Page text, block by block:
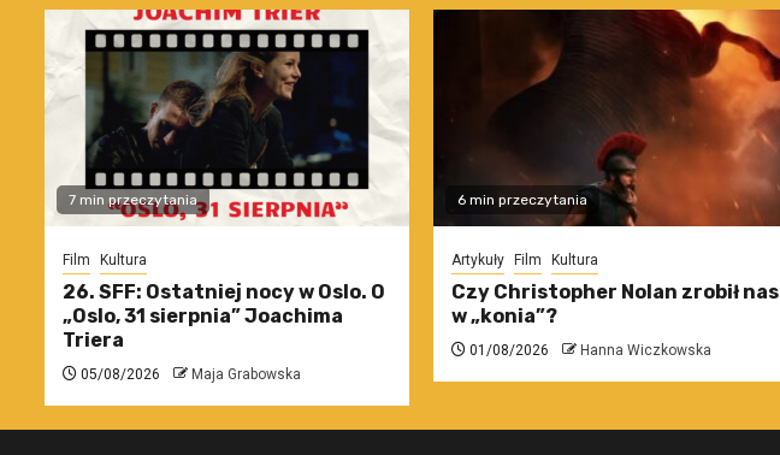
7 min przeczytania
Film Kultura
26. SFF: Ostatniej nocy w Oslo. O
„Oslo, 31 sierpnia” Joachima
Triera
05/08/2026 Maja Grabowska
6 min przeczytania
Artykuły Film Kultura
Czy Christopher Nolan zrobił nas
w „konia”?
01/08/2026 Hanna Wiczkowska